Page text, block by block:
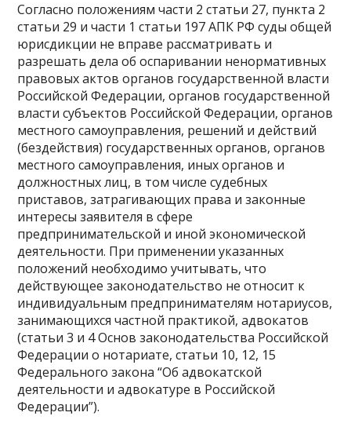
Согласно положениям части 2 статьи 27, пункта 2
статьи 29 и части 1 статьи 197 АПК РФ суды общей
юрисдикции не вправе рассматривать и
разрешать дела об оспаривании ненормативных
правовых актов органов государственной власти
Российской Федерации, органов государственной
власти субъектов Российской Федерации, органов
местного самоуправления, решений и действий
(бездействия) государственных органов, органов
местного самоуправления, иных органов и
должностных лиц, в том числе судебных
приставов, затрагивающих права и законные
интересы заявителя в сфере
предпринимательской и иной экономической
деятельности. При применении указанных
положений необходимо учитывать, что
действующее законодательство не относит к
индивидуальным предпринимателям нотариусов,
занимающихся частной практикой, адвокатов
(статьи 3 и 4 Основ законодательства Российской
Федерации о нотариате, статьи 10, 12, 15
Федерального закона “Об адвокатской
деятельности и адвокатуре в Российской
Федерации”).